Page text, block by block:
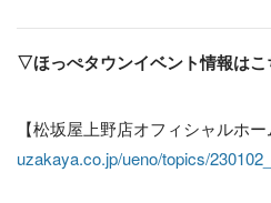
▽ほっぺタウンイベント情報は
【松坂屋上野店オフィシャルホー
uzakaya.co.jp/ueno/topics/